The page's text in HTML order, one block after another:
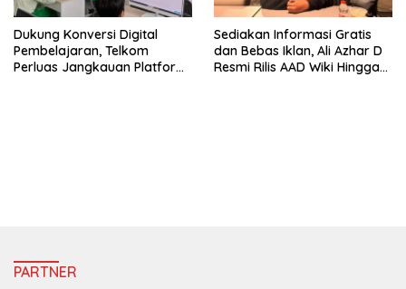
Dukung Konversi Digital
Pembelajaran, Telkom
Perluas Jangkauan Platform
Sediakan Informasi Gratis
dan Bebas Iklan, Ali Azhar D
Resmi Rilis AAD Wiki Hingga
PARTNER